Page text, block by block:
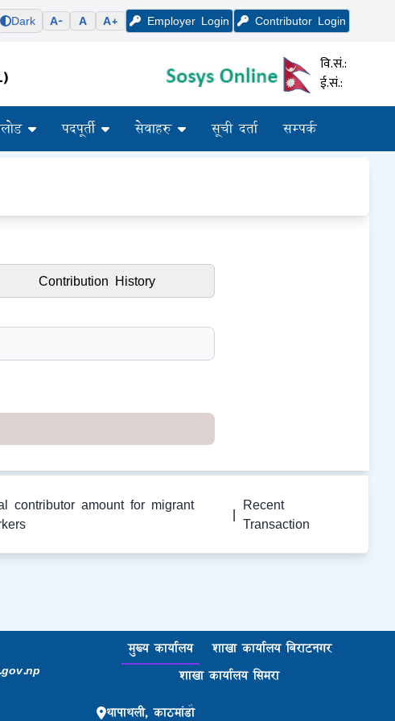
Dark A- A A+ Employer Login Contributor Login
वि.सं.:
ई.सं.:
पदपूर्ती सेवाहरु सूची दर्ता सम्पर्क
Contribution History
contributor amount for migrant
| Recent
Transaction
मुख्य कार्यालय
शाखा कार्यालय बिराटनगर
शाखा कार्यालय सिमरा
थापाथली, काठमांडौ